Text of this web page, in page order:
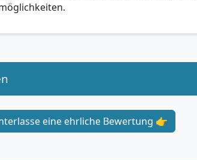
eine ehrliche Bewertung 👉